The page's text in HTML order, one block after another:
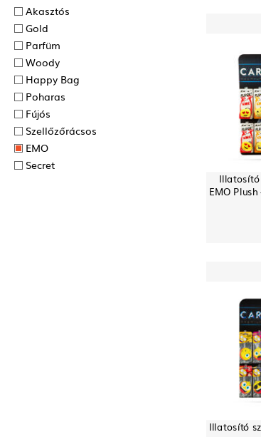
Akasztós
Gold
Parfüm
Woody
Happy Bag
Poharas
Fújós
Szellőzőrácsos
EMO
Secret
Illatosító
EMO
Illatosító